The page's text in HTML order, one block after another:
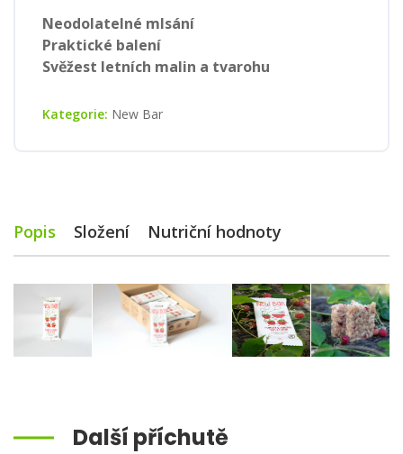
Neodolatelné mlsání
Praktické balení
Svěžest letních malin a tvarohu
Kategorie: New Bar
Popis Složení Nutriční hodnoty
Další příchutě